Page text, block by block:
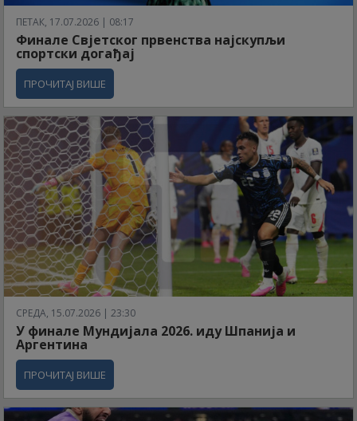
ПЕТАК, 17.07.2026 | 08:17
Финале Свјетског првенства најскупљи
спортски догађај
ПРОЧИТАЈ ВИШЕ
СРЕДА, 15.07.2026 | 23:30
У финале Мундијала 2026. иду Шпанија и
Аргентина
ПРОЧИТАЈ ВИШЕ